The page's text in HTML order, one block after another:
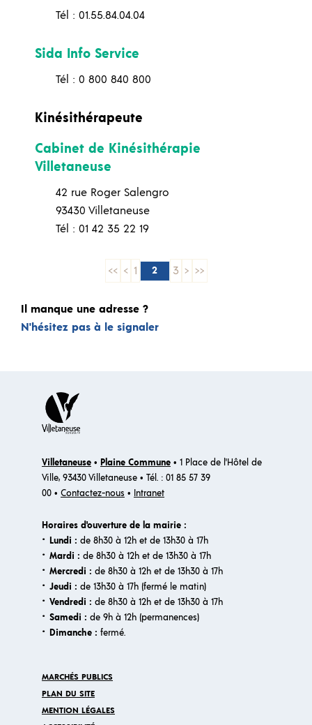
Tél : 01.55.84.04.04
Sida Info Service
Tél : 0 800 840 800
Kinésithérapeute
Cabinet de Kinésithérapie
Villetaneuse
42 rue Roger Salengro
93430 Villetaneuse
Tél : 01 42 35 22 19
<< < 1 2 3 > >>
Il manque une adresse ?
N'hésitez pas à le signaler
Villetaneuse • Plaine Commune • 1 Place de l'Hôtel de
Ville, 93430 Villetaneuse • Tél. : 01 85 57 39
00 • Contactez-nous • Intranet
Horaires d'ouverture de la mairie :
· Lundi : de 8h30 à 12h et de 13h30 à 17h
· Mardi : de 8h30 à 12h et de 13h30 à 17h
· Mercredi : de 8h30 à 12h et de 13h30 à 17h
· Jeudi : de 13h30 à 17h (fermé le matin)
· Vendredi : de 8h30 à 12h et de 13h30 à 17h
· Samedi : de 9h à 12h (permanences)
·​ Dimanche : fermé.
MARCHÉS PUBLICS
PLAN DU SITE
MENTION LÉGALES